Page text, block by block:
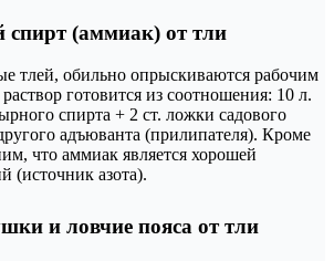
(аммиак) от тли
тлей, обильно опрыскиваются рабочим
готовится из соотношения: 10 л.
спирта + 2 ст. ложки садового
адъюванта (прилипателя). Кроме
что аммиак является хорошей
(источник азота).
и ловчие пояса от тли